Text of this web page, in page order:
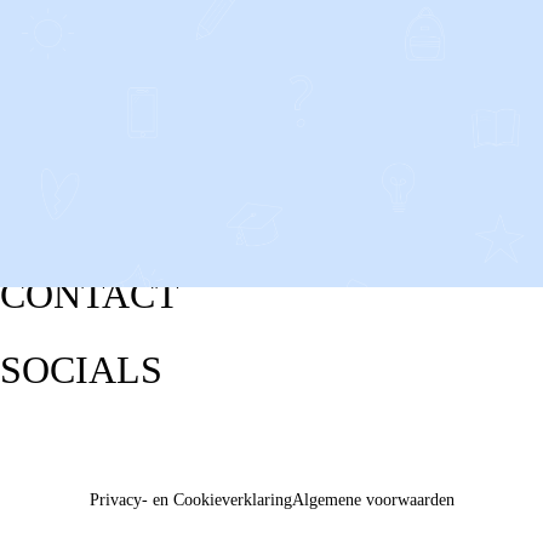
CONTACT
SOCIALS
Privacy- en CookieverklaringAlgemene voorwaarden